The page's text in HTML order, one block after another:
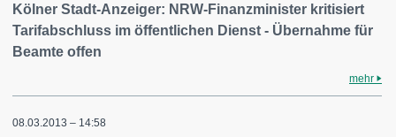
Kölner Stadt-Anzeiger: NRW-Finanzminister kritisiert
Tarifabschluss im öffentlichen Dienst - Übernahme für
Beamte offen
mehr
08.03.2013 – 14:58